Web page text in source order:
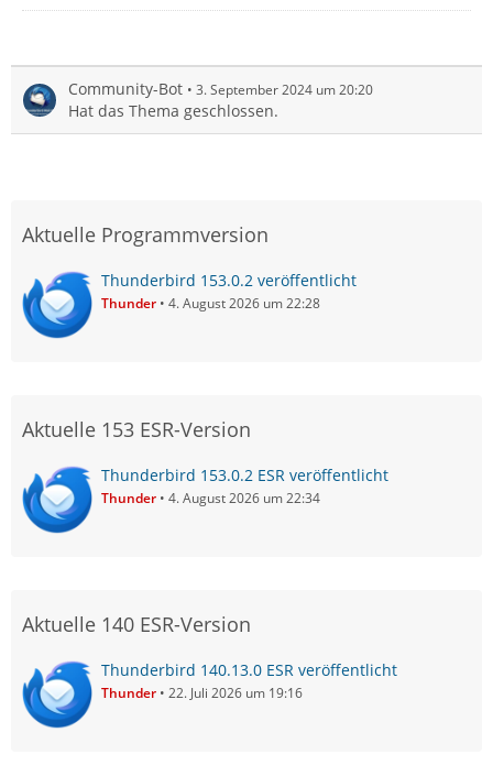
Community-Bot 3. September 2024 um 20:20
Hat das Thema geschlossen.
Aktuelle Programmversion
Thunderbird 153.0.2 veröffentlicht
Thunder 4. August 2026 um 22:28
Aktuelle 153 ESR-Version
Thunderbird 153.0.2 ESR veröffentlicht
Thunder 4. August 2026 um 22:34
Aktuelle 140 ESR-Version
Thunderbird 140.13.0 ESR veröffentlicht
Thunder 22. Juli 2026 um 19:16